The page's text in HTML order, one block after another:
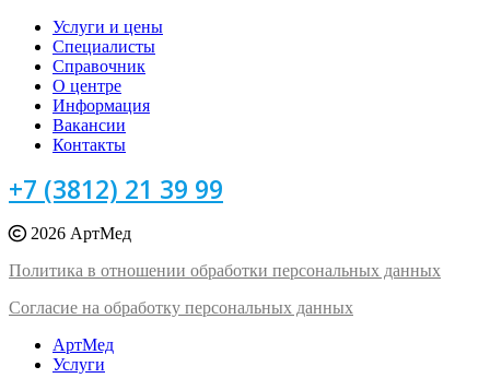
Услуги и цены
Специалисты
Справочник
О центре
Информация
Вакансии
Контакты
+7 (3812) 21 39 99
2026 АртМед
Политика в отношении обработки персональных данных
Согласие на обработку персональных данных
АртМед
Услуги